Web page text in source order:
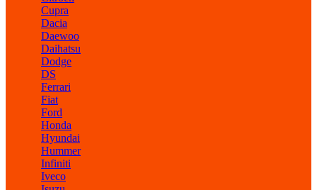
Cupra
Dacia
Daewoo
Daihatsu
Dodge
DS
Ferrari
Fiat
Ford
Honda
Hyundai
Hummer
Infiniti
Iveco